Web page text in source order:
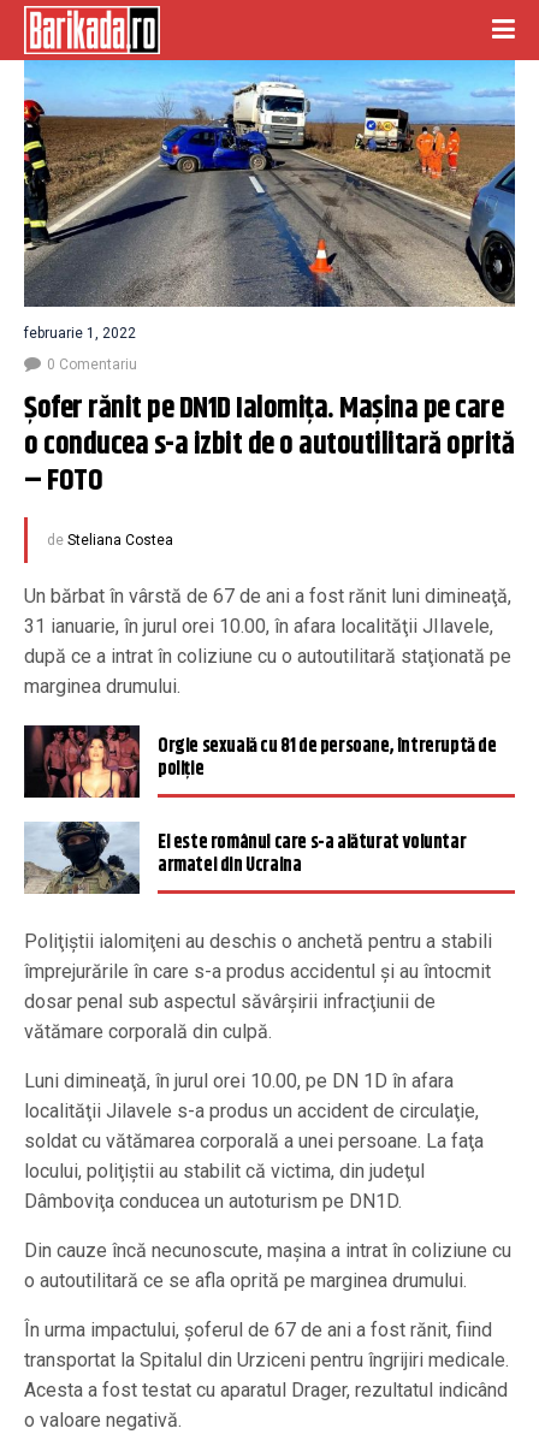
februarie 1, 2022
0 Comentariu
Şofer rănit pe DN1D Ialomița. Maşina pe care
o conducea s-a izbit de o autoutilitară oprită
– FOTO
de Steliana Costea
Un bărbat în vârstă de 67 de ani a fost rănit luni dimineaţă,
31 ianuarie, în jurul orei 10.00, în afara localităţii JIlavele,
după ce a intrat în coliziune cu o autoutilitară staţionată pe
marginea drumului.
Orgie sexuală cu 81 de persoane, întreruptă de
poliție
El este românul care s-a alăturat voluntar
armatei din Ucraina
Poliţiştii ialomiţeni au deschis o anchetă pentru a stabili
împrejurările în care s-a produs accidentul şi au întocmit
dosar penal sub aspectul săvârşirii infracţiunii de
vătămare corporală din culpă.
Luni dimineaţă, în jurul orei 10.00, pe DN 1D în afara
localităţii Jilavele s-a produs un accident de circulaţie,
soldat cu vătămarea corporală a unei persoane. La faţa
locului, poliţiştii au stabilit că victima, din judeţul
Dâmboviţa conducea un autoturism pe DN1D.
Din cauze încă necunoscute, maşina a intrat în coliziune cu
o autoutilitară ce se afla oprită pe marginea drumului.
În urma impactului, şoferul de 67 de ani a fost rănit, fiind
transportat la Spitalul din Urziceni pentru îngrijiri medicale.
Acesta a fost testat cu aparatul Drager, rezultatul indicând
o valoare negativă.